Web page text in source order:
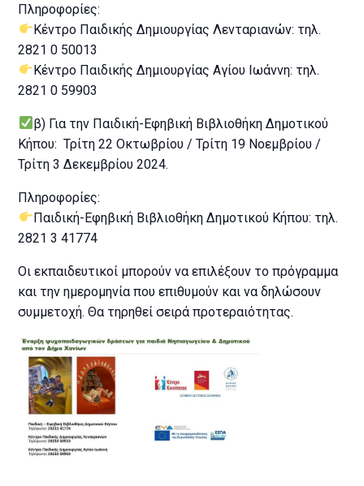
Πληροφορίες:
Κέντρο Παιδικής Δημιουργίας Λενταριανών: τηλ.
2821 0 50013
Κέντρο Παιδικής Δημιουργίας Αγίου Ιωάννη: τηλ.
2821 0 59903
β) Για την Παιδική-Εφηβική Βιβλιοθήκη Δημοτικού
Κήπου: Τρίτη 22 Οκτωβρίου / Τρίτη 19 Νοεμβρίου /
Τρίτη 3 Δεκεμβρίου 2024.
Πληροφορίες:
Παιδική-Εφηβική Βιβλιοθήκη Δημοτικού Κήπου: τηλ.
2821 3 41774
Οι εκπαιδευτικοί μπορούν να επιλέξουν το πρόγραμμα
και την ημερομηνία που επιθυμούν και να δηλώσουν
συμμετοχή. Θα τηρηθεί σειρά προτεραιότητας.